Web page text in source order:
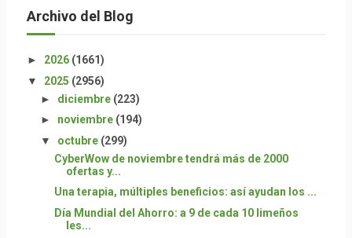
Archivo del Blog
► 2026 (1661)
▼ 2025 (2956)
► diciembre (223)
► noviembre (194)
▼ octubre (299)
CyberWow de noviembre tendrá más de 2000
ofertas y...
Una terapia, múltiples beneficios: así ayudan los ...
Día Mundial del Ahorro: a 9 de cada 10 limeños
les...